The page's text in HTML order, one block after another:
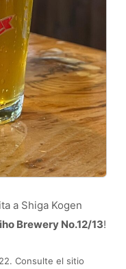
a Shiga Kogen
Brewery No.12/13!
Consulte el sitio